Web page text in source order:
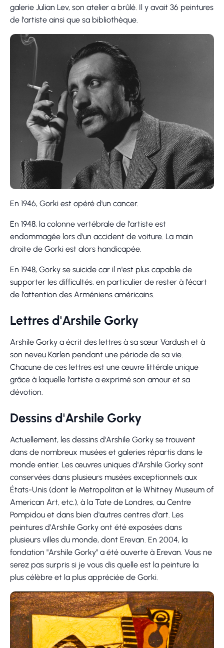
galerie Julian Lev, son atelier a brûlé. Il y avait 36 peintures
de l'artiste ainsi que sa bibliothèque.
En 1946, Gorki est opéré d'un cancer.
En 1948, la colonne vertébrale de l'artiste est
endommagée lors d'un accident de voiture. La main
droite de Gorki est alors handicapée.
En 1948, Gorky se suicide car il n'est plus capable de
supporter les difficultés, en particulier de rester à l'écart
de l'attention des Arméniens américains.
Lettres d'Arshile Gorky
Arshile Gorky a écrit des lettres à sa sœur Vardush et à
son neveu Karlen pendant une période de sa vie.
Chacune de ces lettres est une œuvre littérale unique
grâce à laquelle l'artiste a exprimé son amour et sa
dévotion.
Dessins d'Arshile Gorky
Actuellement, les dessins d'Arshile Gorky se trouvent
dans de nombreux musées et galeries répartis dans le
monde entier. Les œuvres uniques d'Arshile Gorky sont
conservées dans plusieurs musées exceptionnels aux
États-Unis (dont le Metropolitan et le Whitney Museum of
American Art, etc.), à la Tate de Londres, au Centre
Pompidou et dans bien d'autres centres d'art. Les
peintures d'Arshile Gorky ont été exposées dans
plusieurs villes du monde, dont Erevan. En 2004, la
fondation "Arshile Gorky" a été ouverte à Erevan. Vous ne
serez pas surpris si je vous dis quelle est la peinture la
plus célèbre et la plus appréciée de Gorki.